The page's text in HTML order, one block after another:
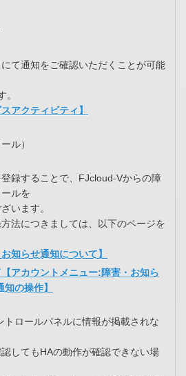
て通知をご確認いただくことが可能
。
アクティビティ】
ル）
録することで、FJcloud-Vからの障
ルを
います。
法につきましては、以下のページを
知らせ通知について】
アカウントメニュー:障害・お知ら
の操作】
トロールパネルに情報が掲載されな
してもHAの動作が確認できない場